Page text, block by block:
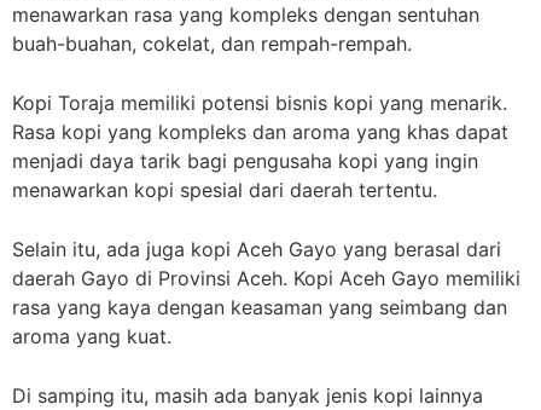
menawarkan rasa yang kompleks dengan sentuhan
buah-buahan, cokelat, dan rempah-rempah.
Kopi Toraja memiliki potensi bisnis kopi yang menarik.
Rasa kopi yang kompleks dan aroma yang khas dapat
menjadi daya tarik bagi pengusaha kopi yang ingin
menawarkan kopi spesial dari daerah tertentu.
Selain itu, ada juga kopi Aceh Gayo yang berasal dari
daerah Gayo di Provinsi Aceh. Kopi Aceh Gayo memiliki
rasa yang kaya dengan keasaman yang seimbang dan
aroma yang kuat.
Di samping itu, masih ada banyak jenis kopi lainnya